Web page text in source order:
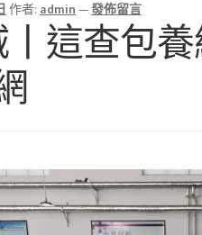
作者: admin —發佈留言
這查包